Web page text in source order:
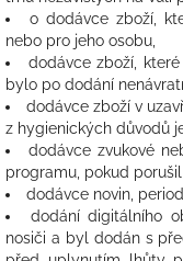
o dodávce zboží,
nebo pro jeho osobu,
dodávce zboží,
bylo po dodání
dodávce zboží v
z hygienických důvodů
dodávce zvukové
programu, pokud porušil
dodávce novin,
dodání digitálního
nosiči a byl dodán s